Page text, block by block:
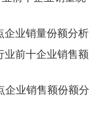
企业销量份额分析
前十企业销售额
企业销售额份额分